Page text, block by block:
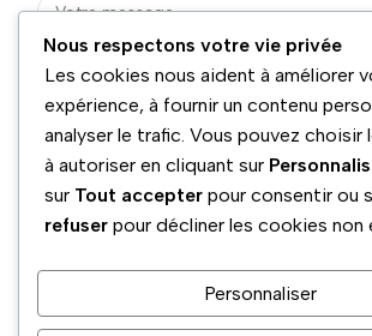
Nous respectons votre vie privée
Les cookies nous aident à améliorer
expérience, à fournir un contenu
analyser le trafic. Vous pouvez choisir
à autoriser en cliquant sur
sur Tout accepter pour consentir ou
refuser pour décliner les cookies non
Personnaliser